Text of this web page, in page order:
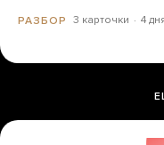
РАЗБОР 3 карточки 4